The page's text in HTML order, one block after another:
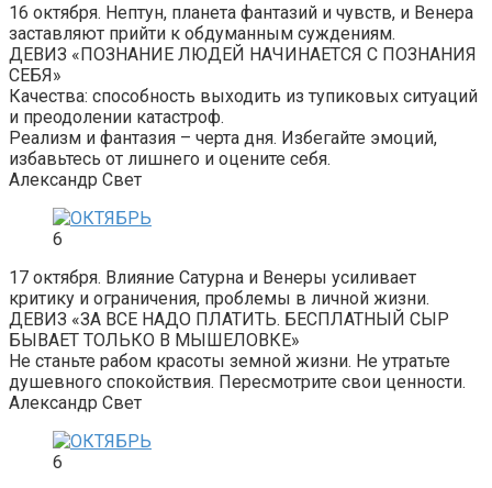
16 октября. Нептун, планета фантазий и чувств, и Венера
заставляют прийти к обдуманным суждениям.
ДЕВИЗ «ПОЗНАНИЕ ЛЮДЕЙ НАЧИНАЕТСЯ С ПОЗНАНИЯ
СЕБЯ»
Качества: способность выходить из тупиковых ситуаций
и преодолении катастроф.
Реализм и фантазия – черта дня. Избегайте эмоций,
избавьтесь от лишнего и оцените себя.
Александр Свет
6
17 октября. Влияние Сатурна и Венеры усиливает
критику и ограничения, проблемы в личной жизни.
ДЕВИЗ «ЗА ВСЕ НАДО ПЛАТИТЬ. БЕСПЛАТНЫЙ СЫР
БЫВАЕТ ТОЛЬКО В МЫШЕЛОВКЕ»
Не станьте рабом красоты земной жизни. Не утратьте
душевного спокойствия. Пересмотрите свои ценности.
Александр Свет
6